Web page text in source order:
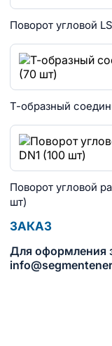
Поворот угловой
Т-образный
Поворот угловой
шт)
ЗАКАЗ
Для оформления